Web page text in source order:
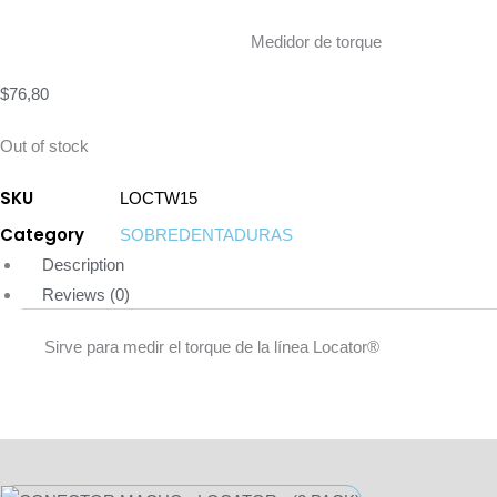
Medidor de torque
$76,80
Out of stock
SKU LOCTW15
Category
SOBREDENTADURAS
Description
Reviews (0)
Sirve para medir el torque de la línea Locator®